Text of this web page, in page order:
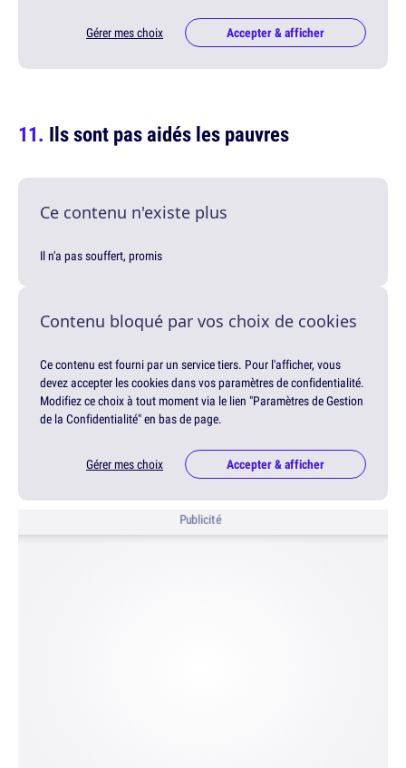
Gérer mes choix Accepter & afficher
Ils sont pas aidés les pauvres
Ce contenu n'existe plus
Il n'a pas souffert, promis
Contenu bloqué par vos choix de cookies
Ce contenu est fourni par un service tiers. Pour l'afficher, vous
devez accepter les cookies dans vos paramètres de confidentialité.
Modifiez ce choix à tout moment via le lien "Paramètres de Gestion
de la Confidentialité" en bas de page.
Gérer mes choix Accepter & afficher
Publicité